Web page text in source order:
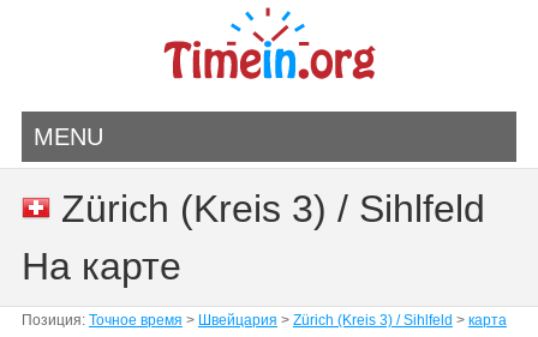
MENU
Zürich (Kreis 3) / Sihlfeld
На карте
Позиция: Точное время > Швейцария > Zürich (Kreis 3) / Sihlfeld > карта